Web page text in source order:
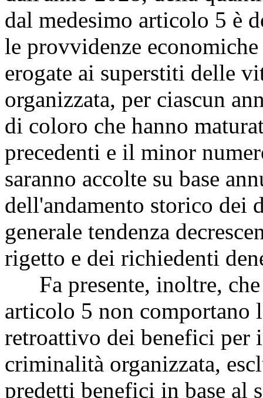
dal medesimo articolo 5 è
le provvidenze
erogate ai superstiti delle
organizzata, per ciascun
di coloro che hanno
precedenti e il minor
saranno accolte su base
dell'andamento storico dei
generale tendenza
rigetto e dei richiedenti
Fa presente, inoltre, che
articolo 5 non comportano
retroattivo dei benefici per
criminalità organizzata,
predetti benefici in base al